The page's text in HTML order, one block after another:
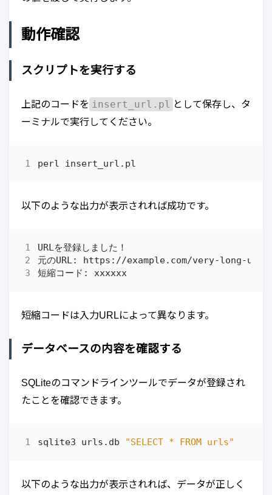
動作確認
スクリプトを実行する
上記のコードを insert_url.pl として保存し、タ
ーミナルで実行してください。
以下のような出力が表示されれば成功です。
短縮コードは入力URLによって異なります。
データベースの内容を確認する
SQLiteのコマンドラインツールでデータが登録され
たことを確認できます。
sqlite3 urls.db "SELECT * FROM urls"
以下のような出力が表示されれば、データが正しく